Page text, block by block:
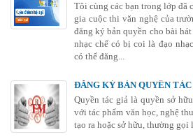
Thay đổi đăng ký kinh doanh
Bảo hộ nhãn hiệu
Bảo hộ bản quyền tác giả
Giấy phép Công thương
Tôi cùng các bạn trong lớp đã
gia cuộc thi văn nghệ của
đăng ký bản quyền cho bài
nhạc chế có bị coi là đạo
có thể đăng...
ĐĂNG KÝ BẢN QUYỀN
Quyền tác giả là quyền sở
với tác phẩm văn học, nghệ
tạo ra hoặc sở hữu, thường gọi